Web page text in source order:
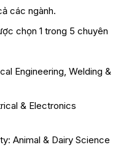
các ngành.
chọn 1 trong 5 chuyên
Engineering, Welding &
& Electronics
Animal & Dairy Science